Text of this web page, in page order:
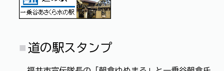
道の駅スタンプ